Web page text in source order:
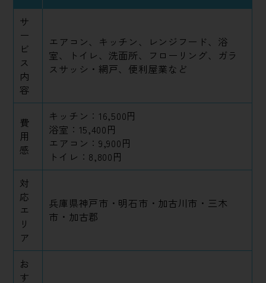
サ
ー
ビ
ス
内
容
エアコン、キッチン、レンジフード、浴
室、トイレ、洗面所、フローリング、ガラ
スサッシ・網戸、便利屋業など
費
用
感
キッチン：16,500円
浴室：15,400円
エアコン：9,900円
トイレ：8,800円
対
応
エ
リ
ア
兵庫県神戸市・明石市・加古川市・三木
市・加古郡
お
す